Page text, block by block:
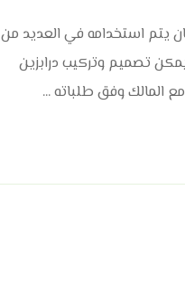
يتم استخدامه في العديد من
يمكن تصميم وتركيب درابزين
المالك وفق طلباته ...